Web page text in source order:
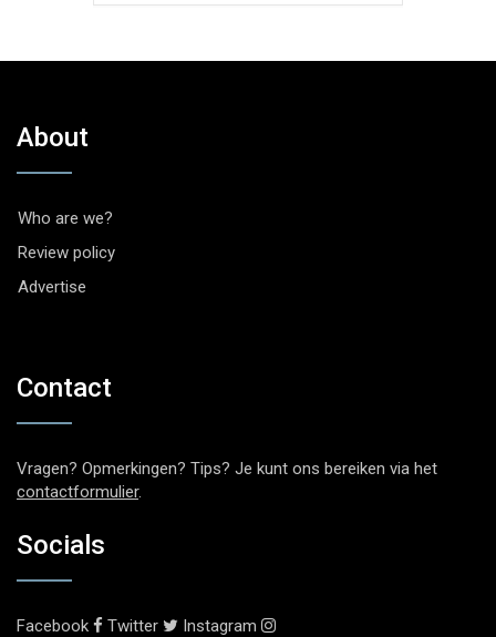
About
Who are we?
Review policy
Advertise
Contact
Vragen? Opmerkingen? Tips? Je kunt ons bereiken via het
contactformulier.
Socials
Facebook Twitter Instagram